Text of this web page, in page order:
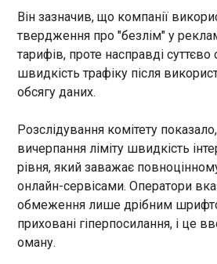
внутрішньої
служби
ICE. Як пише CNN , цей
завершує
який тривав
бюджетні
Перший поєдинок із Крістал
програв
У четвер, 30 квітня, у рамках
зустрічей Ліги конференцій
поєдинок проводив
суперником на цьому етапі
Крістал Пелес. Перша хвилина
протистояння задала тон усій
команд. Це був не просто
результативний початок
ЧИТАТЬ
Він зазначив, що компанії
твердження про "безлім" у
тарифів, проте насправді
швидкість трафіку після
обсягу даних.
Розслідування комітету
вичерпання ліміту швидкість
рівня, який заважає
онлайн-сервісами. Оператори
обмеження лише дрібним
приховані гіперпосилання, і це
оману.